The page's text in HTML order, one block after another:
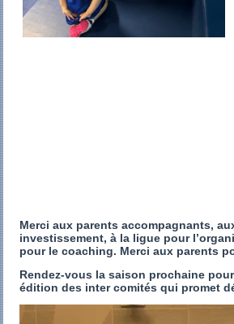
Merci aux parents accompagnants,
investissement, à la ligue pour
pour le coaching. Merci aux parents
Rendez-vous la saison prochaine
édition des inter comités qui promet